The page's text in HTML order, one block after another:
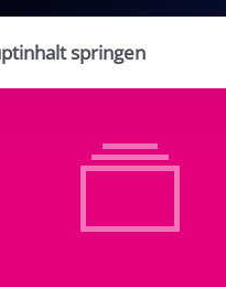
springen